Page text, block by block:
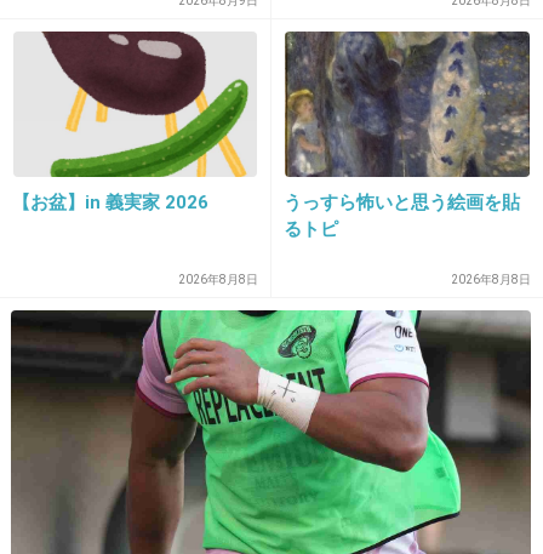
2026/07/08(水) 17:40:42
それね
既婚独身だろうとまともな人らもうそんな次元
2026/07/08(水) 17:40:48
モテようとしてる時点でモテない。モテるオジ
オバはモテようとしてない
るか
【お盆】in 義実家 2026
2026年8月8日
うっすら怖いと思う絵画を貼
るトピ
2026年8月8日